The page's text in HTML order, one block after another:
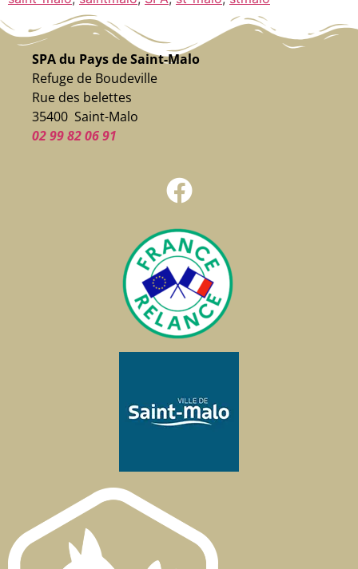
SPA du Pays de Saint-Malo
Refuge de Boudeville
Rue des belettes
35400 Saint-Malo
02 99 82 06 91